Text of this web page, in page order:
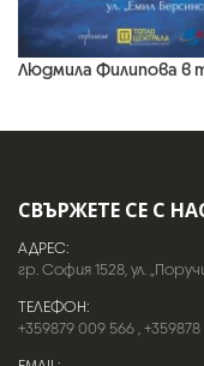
Людмила Филипова в
СВЪРЖЕТЕ СЕ С
АДРЕС:
гр. София 1528, ул.
ТЕЛЕФОН:
+359879 009 566,